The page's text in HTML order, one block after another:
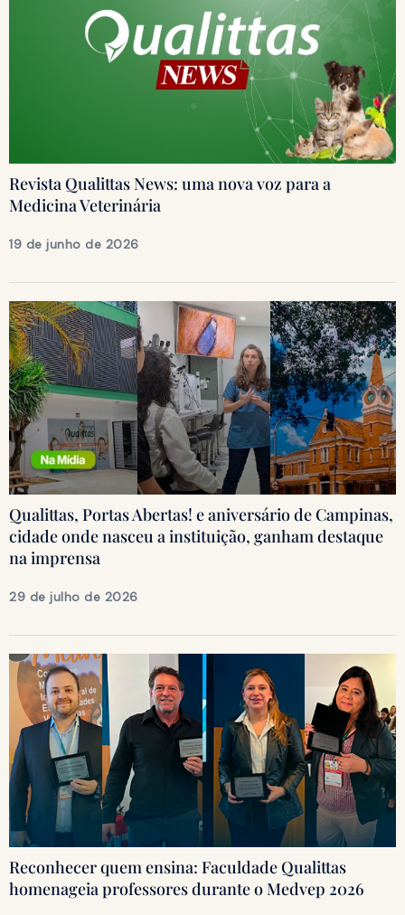
Revista Qualittas News: uma nova voz para a
Medicina Veterinária
19 de junho de 2026
Qualittas, Portas Abertas! e aniversário de Campinas,
cidade onde nasceu a instituição, ganham destaque
na imprensa
29 de julho de 2026
Reconhecer quem ensina: Faculdade Qualittas
homenageia professores durante o Medvep 2026